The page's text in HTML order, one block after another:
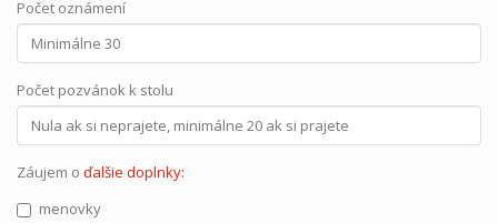
Počet oznámení
Počet pozvánok k stolu
Záujem o ďalšie doplnky:
menovky